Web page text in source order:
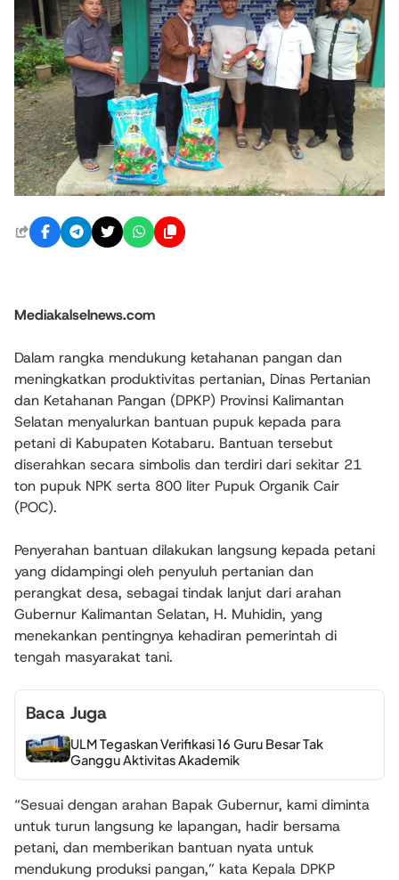
Mediakalselnews.com
Dalam rangka mendukung ketahanan pangan dan
meningkatkan produktivitas pertanian, Dinas Pertanian
dan Ketahanan Pangan (DPKP) Provinsi Kalimantan
Selatan menyalurkan bantuan pupuk kepada para
petani di Kabupaten Kotabaru. Bantuan tersebut
diserahkan secara simbolis dan terdiri dari sekitar 21
ton pupuk NPK serta 800 liter Pupuk Organik Cair
(POC).
Penyerahan bantuan dilakukan langsung kepada petani
yang didampingi oleh penyuluh pertanian dan
perangkat desa, sebagai tindak lanjut dari arahan
Gubernur Kalimantan Selatan, H. Muhidin, yang
menekankan pentingnya kehadiran pemerintah di
tengah masyarakat tani.
Baca Juga
ULM Tegaskan Verifikasi 16 Guru Besar Tak
Ganggu Aktivitas Akademik
“Sesuai dengan arahan Bapak Gubernur, kami diminta
untuk turun langsung ke lapangan, hadir bersama
petani, dan memberikan bantuan nyata untuk
mendukung produksi pangan,” kata Kepala DPKP